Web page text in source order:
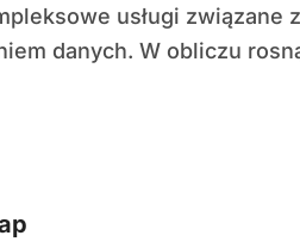
usługi związane z
danych. W obliczu